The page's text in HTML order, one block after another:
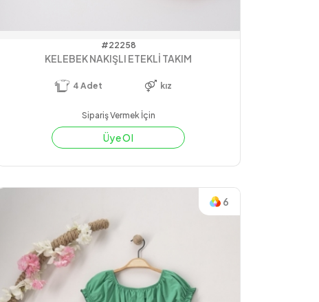
#22258
KELEBEK NAKIŞLI ETEKLİ TAKIM
4 Adet kız
Sipariş Vermek İçin
Üye Ol
6